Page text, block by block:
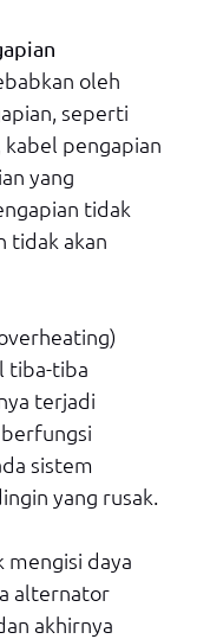
oleh
seperti
pengapian
yang
tidak
tidak akan
tiba-tiba
terjadi
sistem
yang rusak.
daya
alternator
akhirnya